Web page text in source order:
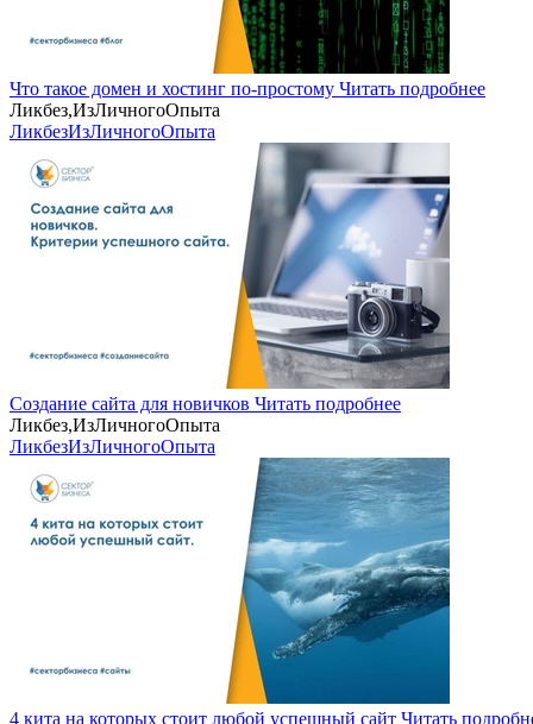
Что такое домен и хостинг по-простому Читать подробнее
Ликбез,ИзЛичногоОпыта
ЛикбезИзЛичногоОпыта
Создание сайта для новичков Читать подробнее
Ликбез,ИзЛичногоОпыта
ЛикбезИзЛичногоОпыта
4 кита на которых стоит любой успешный сайт Читать